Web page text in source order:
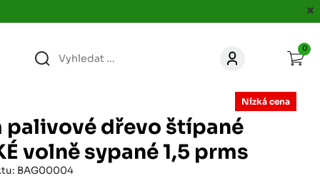
palivové dřevo štípané
volně sypané 1,5 prms
BAG00004
Nízká cena
0
jacer.cz
KONTAKT